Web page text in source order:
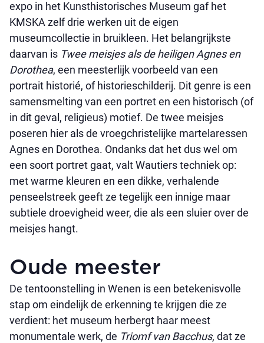
expo in het Kunsthistorisches Museum gaf het
KMSKA zelf drie werken uit de eigen
museumcollectie in bruikleen. Het belangrijkste
daarvan is Twee meisjes als de heiligen Agnes en
Dorothea, een meesterlijk voorbeeld van een
portrait historié, of historieschilderij. Dit genre is een
samensmelting van een portret en een historisch (of
in dit geval, religieus) motief. De twee meisjes
poseren hier als de vroegchristelijke martelaressen
Agnes en Dorothea. Ondanks dat het dus wel om
een soort portret gaat, valt Wautiers techniek op:
met warme kleuren en een dikke, verhalende
penseelstreek geeft ze tegelijk een innige maar
subtiele droevigheid weer, die als een sluier over de
meisjes hangt.
Oude meester
De tentoonstelling in Wenen is een betekenisvolle
stap om eindelijk de erkenning te krijgen die ze
verdient: het museum herbergt haar meest
monumentale werk, de Triomf van Bacchus, dat ze